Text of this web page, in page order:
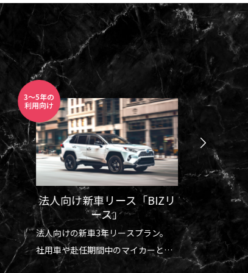
3～5年の
利用向け
法人向け新車リース「BIZリ
ース」
法人向けの新車3年リースプラン。
社用車や赴任期間中のマイカーとし
ても最適。
自動運転
レンタル
FSD（
体験レ